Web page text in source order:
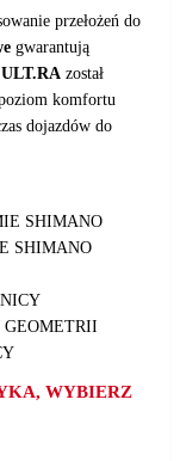
przełożeń do
gwarantują
został
komfortu
dojazdów do
SHIMANO
SHIMANO
GEOMETRII
WYBIERZ